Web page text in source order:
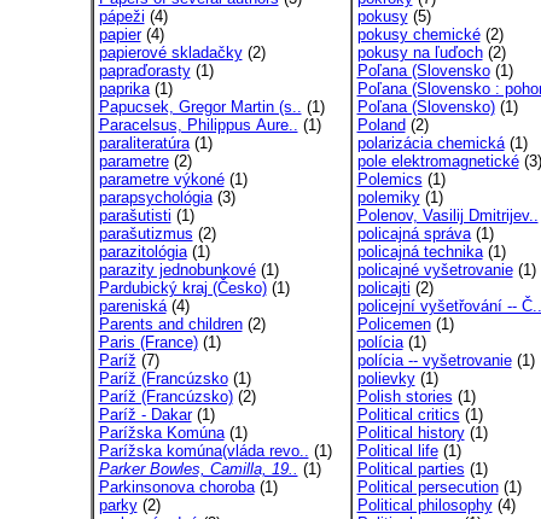
pápeži (4)
papier(4)
papierové skladačky(2)
papraďorasty(1)
paprika(1)
Papucsek, Gregor Martin (s.. (1)
Paracelsus, Philippus Aure.. (1)
paraliteratúra(1)
parametre(2)
parametre výkoné(1)
parapsychológia(3)
parašutisti (1)
parašutizmus (2)
parazitológia(1)
parazity jednobunkové(1)
Pardubický kraj (Česko)(1)
pareniská(4)
Parents and children(2)
Paris (France)(1)
Paríž (7)
Paríž (Francúzsko(1)
Paríž (Francúzsko)(2)
Paríž - Dakar(1)
Parížska Komúna(1)
Parížska komúna(vláda revo.. (1)
Parker Bowles, Camilla, 19.. (1)
Parkinsonova choroba(1)
parky(2)
pokusy(5)
pokusy chemické(2)
pokusy na ľuďoch(2)
Poľana (Slovensko(1)
Poľana (Slovensko :
Poľana (Slovensko)(1)
Poland (2)
polarizácia chemická(1)
pole elektromagnetické(3)
Polemics (1)
polemiky(1)
Polenov, Vasilij Dmitrijev..
policajná správa(1)
policajná technika(1)
policajné vyšetrovanie(1)
policajti (2)
policejní vyšetřování -- Č..
Policemen(1)
polícia(1)
polícia -- vyšetrovanie(1)
polievky(1)
Polish stories (1)
Political critics (1)
Political history(1)
Political life(1)
Political parties (1)
Political persecution(1)
Political philosophy(4)